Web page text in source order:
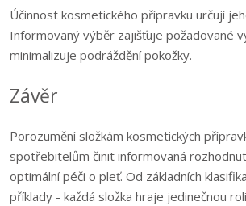
Účinnost kosmetického přípravku určují
Informovaný výběr zajišťuje požadované
minimalizuje podráždění pokožky.
Závěr
Porozumění složkám kosmetických
spotřebitelům činit informovaná
optimální péči o pleť. Od základních
příklady - každá složka hraje jedinečnou